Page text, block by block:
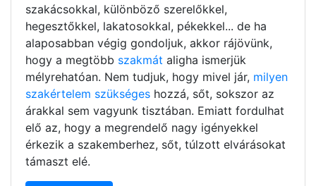
szakácsokkal, különböző szerelőkkel,
hegesztőkkel, lakatosokkal, pékekkel... de ha
alaposabban végig gondoljuk, akkor rájövünk,
hogy a megtöbb szakmát aligha ismerjük
mélyrehatóan. Nem tudjuk, hogy mivel jár, milyen
szakértelem szükséges hozzá, sőt, sokszor az
árakkal sem vagyunk tisztában. Emiatt fordulhat
elő az, hogy a megrendelő nagy igényekkel
érkezik a szakemberhez, sőt, túlzott elvárásokat
támaszt elé.